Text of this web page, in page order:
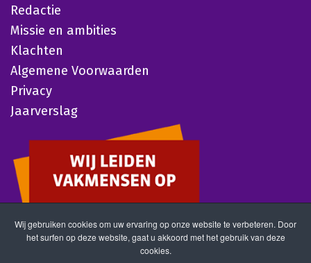
Redactie
Missie en ambities
Klachten
Algemene Voorwaarden
Privacy
Jaarverslag
Wij gebruiken cookies om uw ervaring op onze website te verbeteren. Door
het surfen op deze website, gaat u akkoord met het gebruik van deze
cookies.